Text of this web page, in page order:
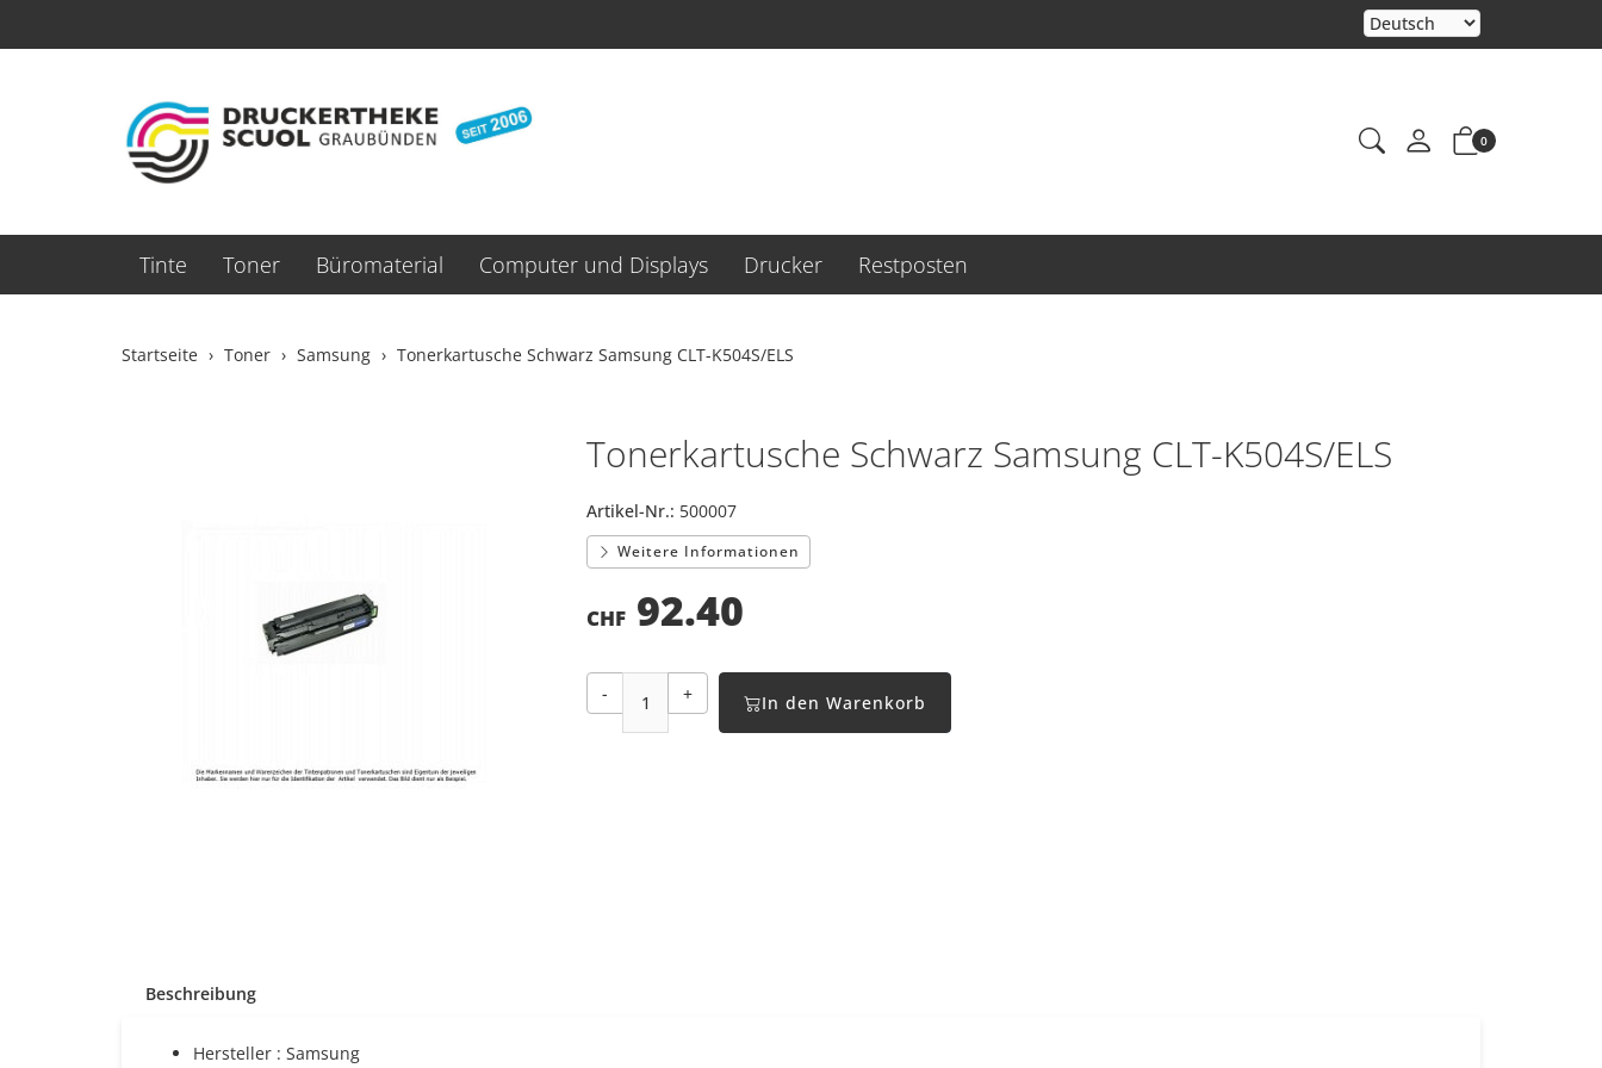
0
Tinte Toner Büromaterial Computer und Displays Drucker Restposten
Startseite Toner Samsung Tonerkartusche Schwarz Samsung CLT-K504S/ELS
Tonerkartusche Schwarz Samsung CLT-K504S/ELS
Artikel-Nr.: 500007
Weitere Informationen
CHF 92.40
- + In den Warenkorb
Beschreibung
Hersteller : Samsung